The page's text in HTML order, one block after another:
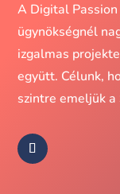
A Digital
ügynökségnél
izgalmas
együtt. Célunk,
szintre emeljük a